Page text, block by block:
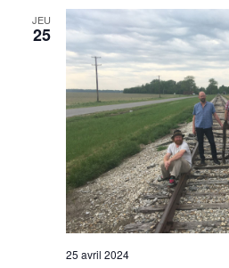
JEU
25
25 avril 2024